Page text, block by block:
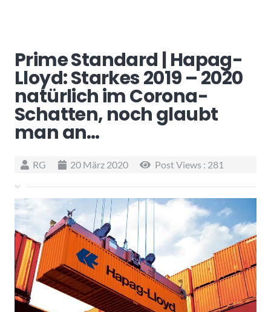
Prime Standard | Hapag-
Lloyd: Starkes 2019 – 2020
natürlich im Corona-
Schatten, noch glaubt
man an…
RG 20 März 2020 Post Views : 281